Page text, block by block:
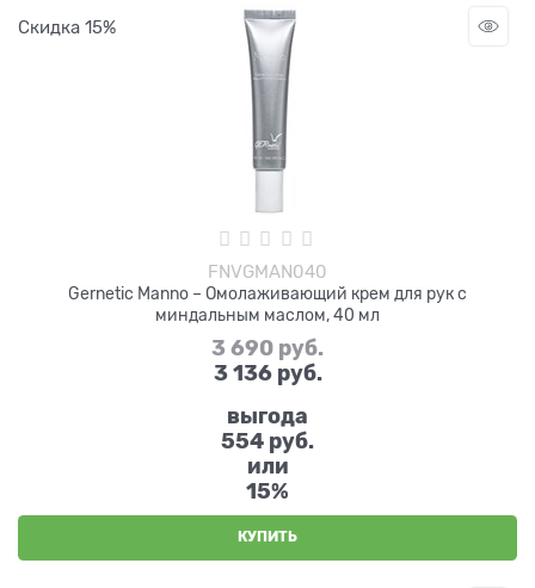
Скидка 15%
FNVGMAN040
Gernetic Manno – Омолаживающий крем для рук с
миндальным маслом, 40 мл
3 690 руб.
3 136 руб.
выгода
554 руб.
или
15%
КУПИТЬ